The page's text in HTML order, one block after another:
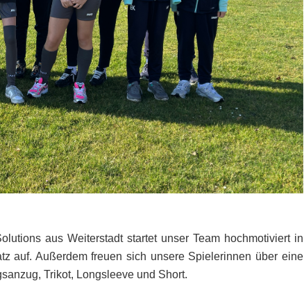
aus Weiterstadt startet unser Team hochmotiviert in
auf. Außerdem freuen sich unsere Spielerinnen über eine
Trikot, Longsleeve und Short.